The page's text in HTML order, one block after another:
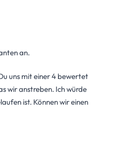
an.
uns mit einer 4 bewertet
wir anstreben. Ich würde
ist. Können wir einen